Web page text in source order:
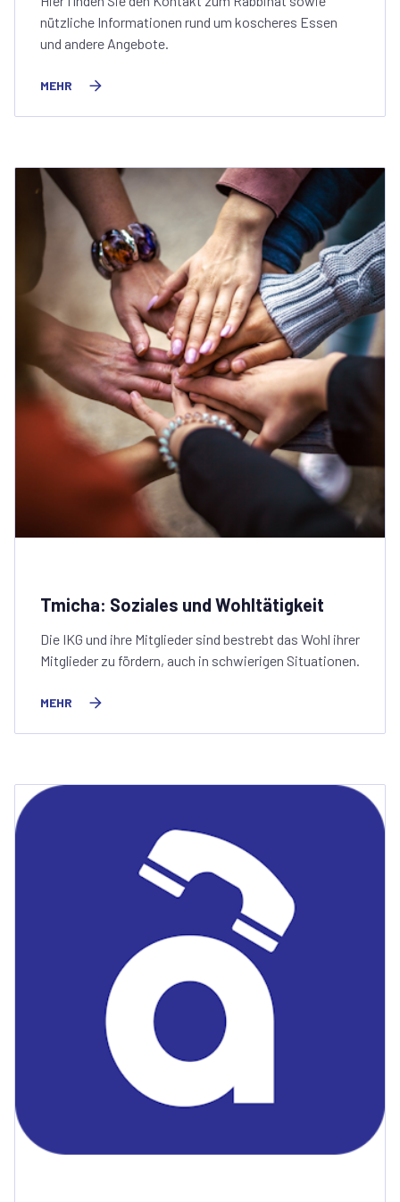
nützliche Informationen rund um koscheres Essen
und andere Angebote.
MEHR
Tmicha: Soziales und Wohltätigkeit
Die IKG und ihre Mitglieder sind bestrebt das Wohl ihrer
Mitglieder zu fördern, auch in schwierigen Situationen.
MEHR